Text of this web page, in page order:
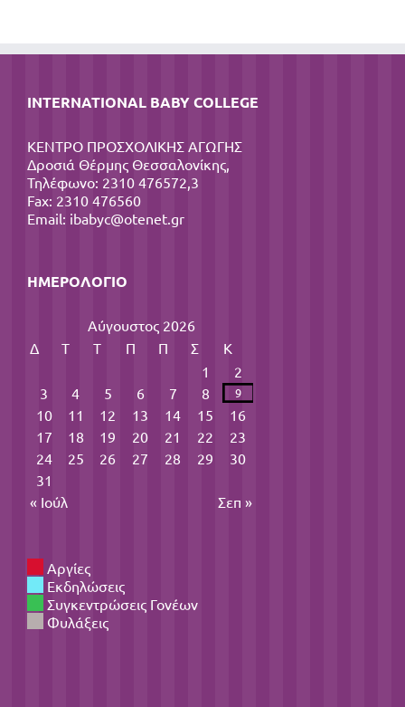
INTERNATIONAL BABY COLLEGE
ΚΕΝΤΡΟ ΠΡΟΣΧΟΛΙΚΗΣ ΑΓΩΓΗΣ
Δροσιά Θέρμης Θεσσαλονίκης,
Τηλέφωνο: 2310 476572,3
Fax: 2310 476560
Email: ibabyc@otenet.gr
ΗΜΕΡΟΛΌΓΙΟ
Αύγουστος 2026
Δ
Τ Τ Π Π Σ
Κ
1
2
3
4 5 6 7 8 9
10 11 12 13 14 15
16
17
18 19 20 21 22
23
24
25 26 27 28 29
30
31
« Ιούλ
Σεπ »
Αργίες
Εκδηλώσεις
Συγκεντρώσεις Γονέων
Φυλάξεις